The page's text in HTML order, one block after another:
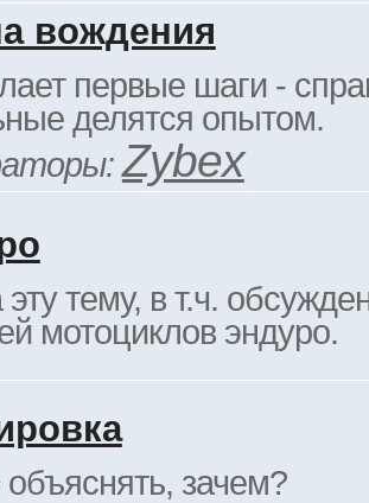
вождения
первые шаги -
делятся опытом.
Zybex
тему, в т.ч.
мотоциклов эндуро.
зачем?